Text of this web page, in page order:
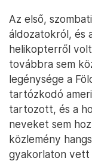
Az első,
áldozatokról, és
helikopterről
továbbra sem
legénysége a
tartózkodó
tartozott, és a
neveket sem
közlemény
gyakorlaton vett